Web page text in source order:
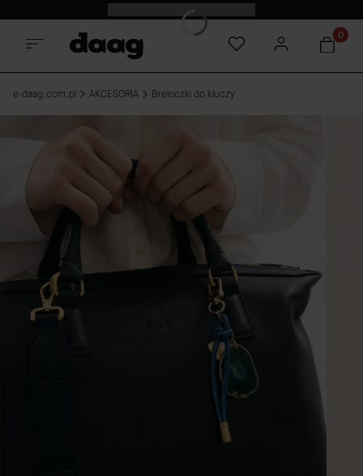
Darmowa dostawa od 550 zł
e-daag.com.pl AKCESORIA Breloczki do kluczy